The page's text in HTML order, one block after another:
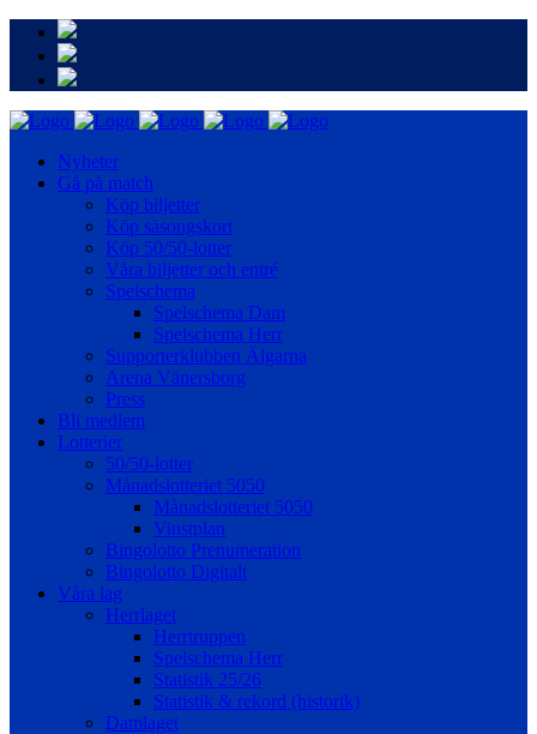
Nyheter
Gå på match
Köp biljetter
Köp säsongskort
Köp 50/50-lotter
Våra biljetter och entré
Spelschema
Spelschema Dam
Spelschema Herr
Supporterklubben Älgarna
Arena Vänersborg
Press
Bli medlem
Lotterier
50/50-lotter
Månadslotteriet 5050
Månadslotteriet 5050
Vinstplan
Bingolotto Prenumeration
Bingolotto Digitalt
Våra lag
Herrlaget
Herrtruppen
Spelschema Herr
Statistik 25/26
Statistik & rekord (historik)
Damlaget